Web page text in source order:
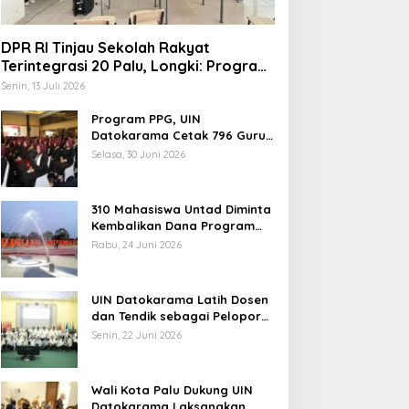
Hak Sipil, PKB
8 Catatan RUU
Kenaikan Gaji Kepala
Daerah
DPR RI Tinjau Sekolah Rakyat
Terintegrasi 20 Palu, Longki: Program
Prabowo Angkat Martabat Anak
Senin, 13 Juli 2026
Program PPG, UIN
Datokarama Cetak 796 Guru
Profesional
Selasa, 30 Juni 2026
310 Mahasiswa Untad Diminta
Kembalikan Dana Program
Berani Cerdas, Kadisdik
Rabu, 24 Juni 2026
UIN Datokarama Latih Dosen
dan Tendik sebagai Pelopor
Moderasi Beragama
Senin, 22 Juni 2026
Wali Kota Palu Dukung UIN